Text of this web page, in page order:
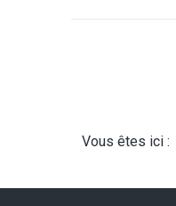
Vous êtes ici :